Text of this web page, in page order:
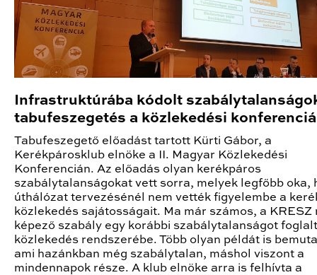
Infrastruktúrába kódolt
tabufeszegetés a közlekedési
Tabufeszegető előadást tartott Kürti Gábor, a
Kerékpárosklub elnöke a II. Magyar Közlekedési
Konferencián. Az előadás olyan kerékpáros
szabálytalanságokat vett sorra, melyek legfőbb oka,
úthálózat tervezésénél nem vették figyelembe a
közlekedés sajátosságait. Ma már számos, a KRESZ
képező szabály egy korábbi szabálytalanságot
közlekedés rendszerébe. Több olyan példát is
ami hazánkban még szabálytalan, máshol viszont a
mindennapok része. A klub elnöke arra is felhívta a